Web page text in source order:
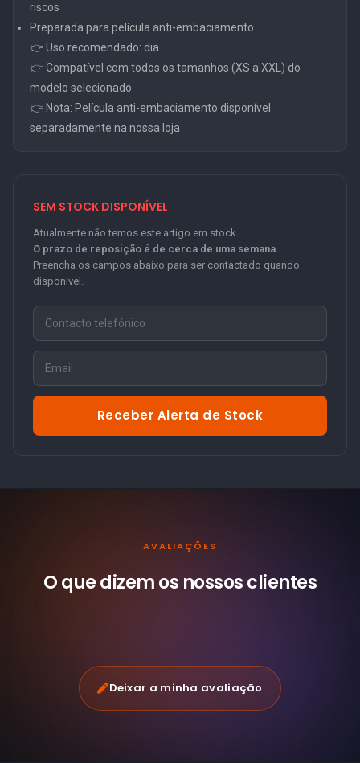
riscos
Preparada para película anti-embaciamento
👉 Uso recomendado: dia
👉 Compatível com todos os tamanhos (XS a XXL) do
modelo selecionado
👉 Nota: Película anti-embaciamento disponível
separadamente na nossa loja
SEM STOCK DISPONÍVEL
Atualmente não temos este artigo em stock.
O prazo de reposição é de cerca de uma semana.
Preencha os campos abaixo para ser contactado quando
disponível.
Receber Alerta de Stock
AVALIAÇÕES
O que dizem os nossosclientes
Deixar a minha avaliação